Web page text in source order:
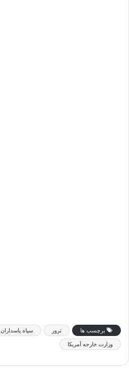
برچسب ها ترور سپاه پاسداران
وزارت خارجه آمریکا